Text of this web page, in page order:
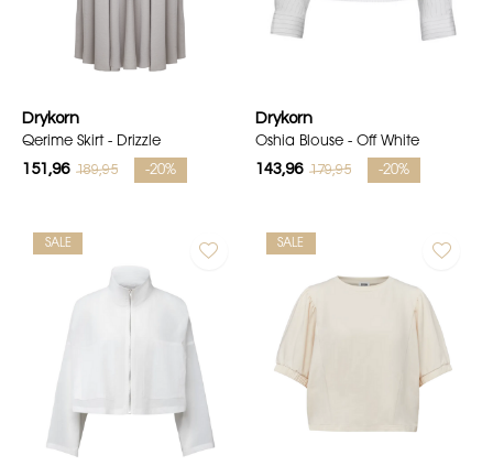
Drykorn
Qerime Skirt - Drizzle
151,96 189,95 -20%
Drykorn
Oshia Blouse - Off White
143,96 179,95 -20%
SALE SALE